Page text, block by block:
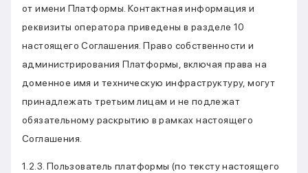
от имени Платформы. Контактная информация и
реквизиты оператора приведены в разделе 10
настоящего Соглашения. Право собственности и
администрирования Платформы, включая права на
доменное имя и техническую инфраструктуру, могут
принадлежать третьим лицам и не подлежат
обязательному раскрытию в рамках настоящего
Соглашения.
1.2.3. Пользователь платформы (по тексту настоящего